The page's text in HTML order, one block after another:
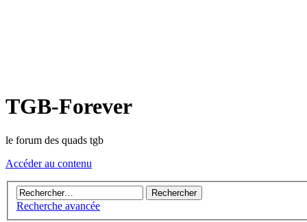
TGB-Forever
le forum des quads tgb
Accéder au contenu
Recherche avancée